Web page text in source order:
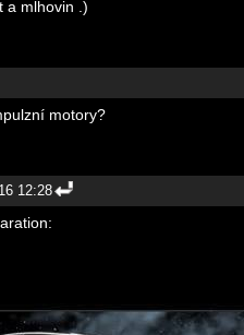
a mlhovin .)
motory?
12:28